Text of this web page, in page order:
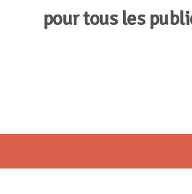
pour tous les